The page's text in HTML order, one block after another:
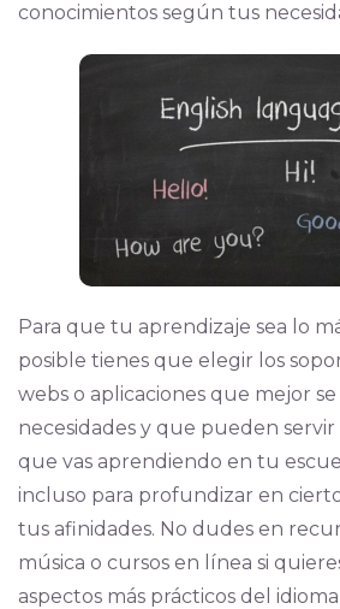
conocimientos según tus
Para que tu aprendizaje sea lo
posible tienes que elegir los
webs o aplicaciones que mejor
necesidades y que pueden
que vas aprendiendo en tu
incluso para profundizar en
tus afinidades. No dudes en
música o cursos en línea si
aspectos más prácticos del